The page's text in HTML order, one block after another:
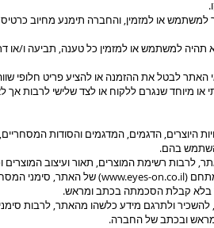
או למזמין, והחברה תימנע מחיוב
למשתמש או למזמין כל טענה, תביעה ו/או
האתר לבטל את ההזמנה או להציע פריט חלופי
או מיוחד שנגרם ללקוח או לצד שלישי לרבות אך
היוצרים, הדגמים, המדגמים והסודות
בהם.
לרבות רשימת המוצרים, תאור ועיצוב
(
www.eyes-on.co.il) של האתר, סימני
בלא קבלת הסכמתה בכתב ומראש.
להשכיר ולתרגם מידע כלשהו מהאתר, לרבות
מראש ובכתב של החברה.